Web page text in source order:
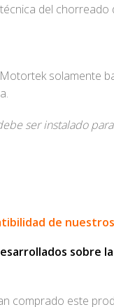
del
solamente
ser instalado
de
sobre
comprado este